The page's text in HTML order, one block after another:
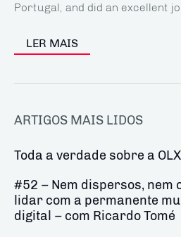
Portugal, and did an excellent
LER MAIS
ARTIGOS MAIS LIDOS
Toda a verdade sobre a OLX
#52 – Nem dispersos, nem
lidar com a permanente
digital – com Ricardo Tomé